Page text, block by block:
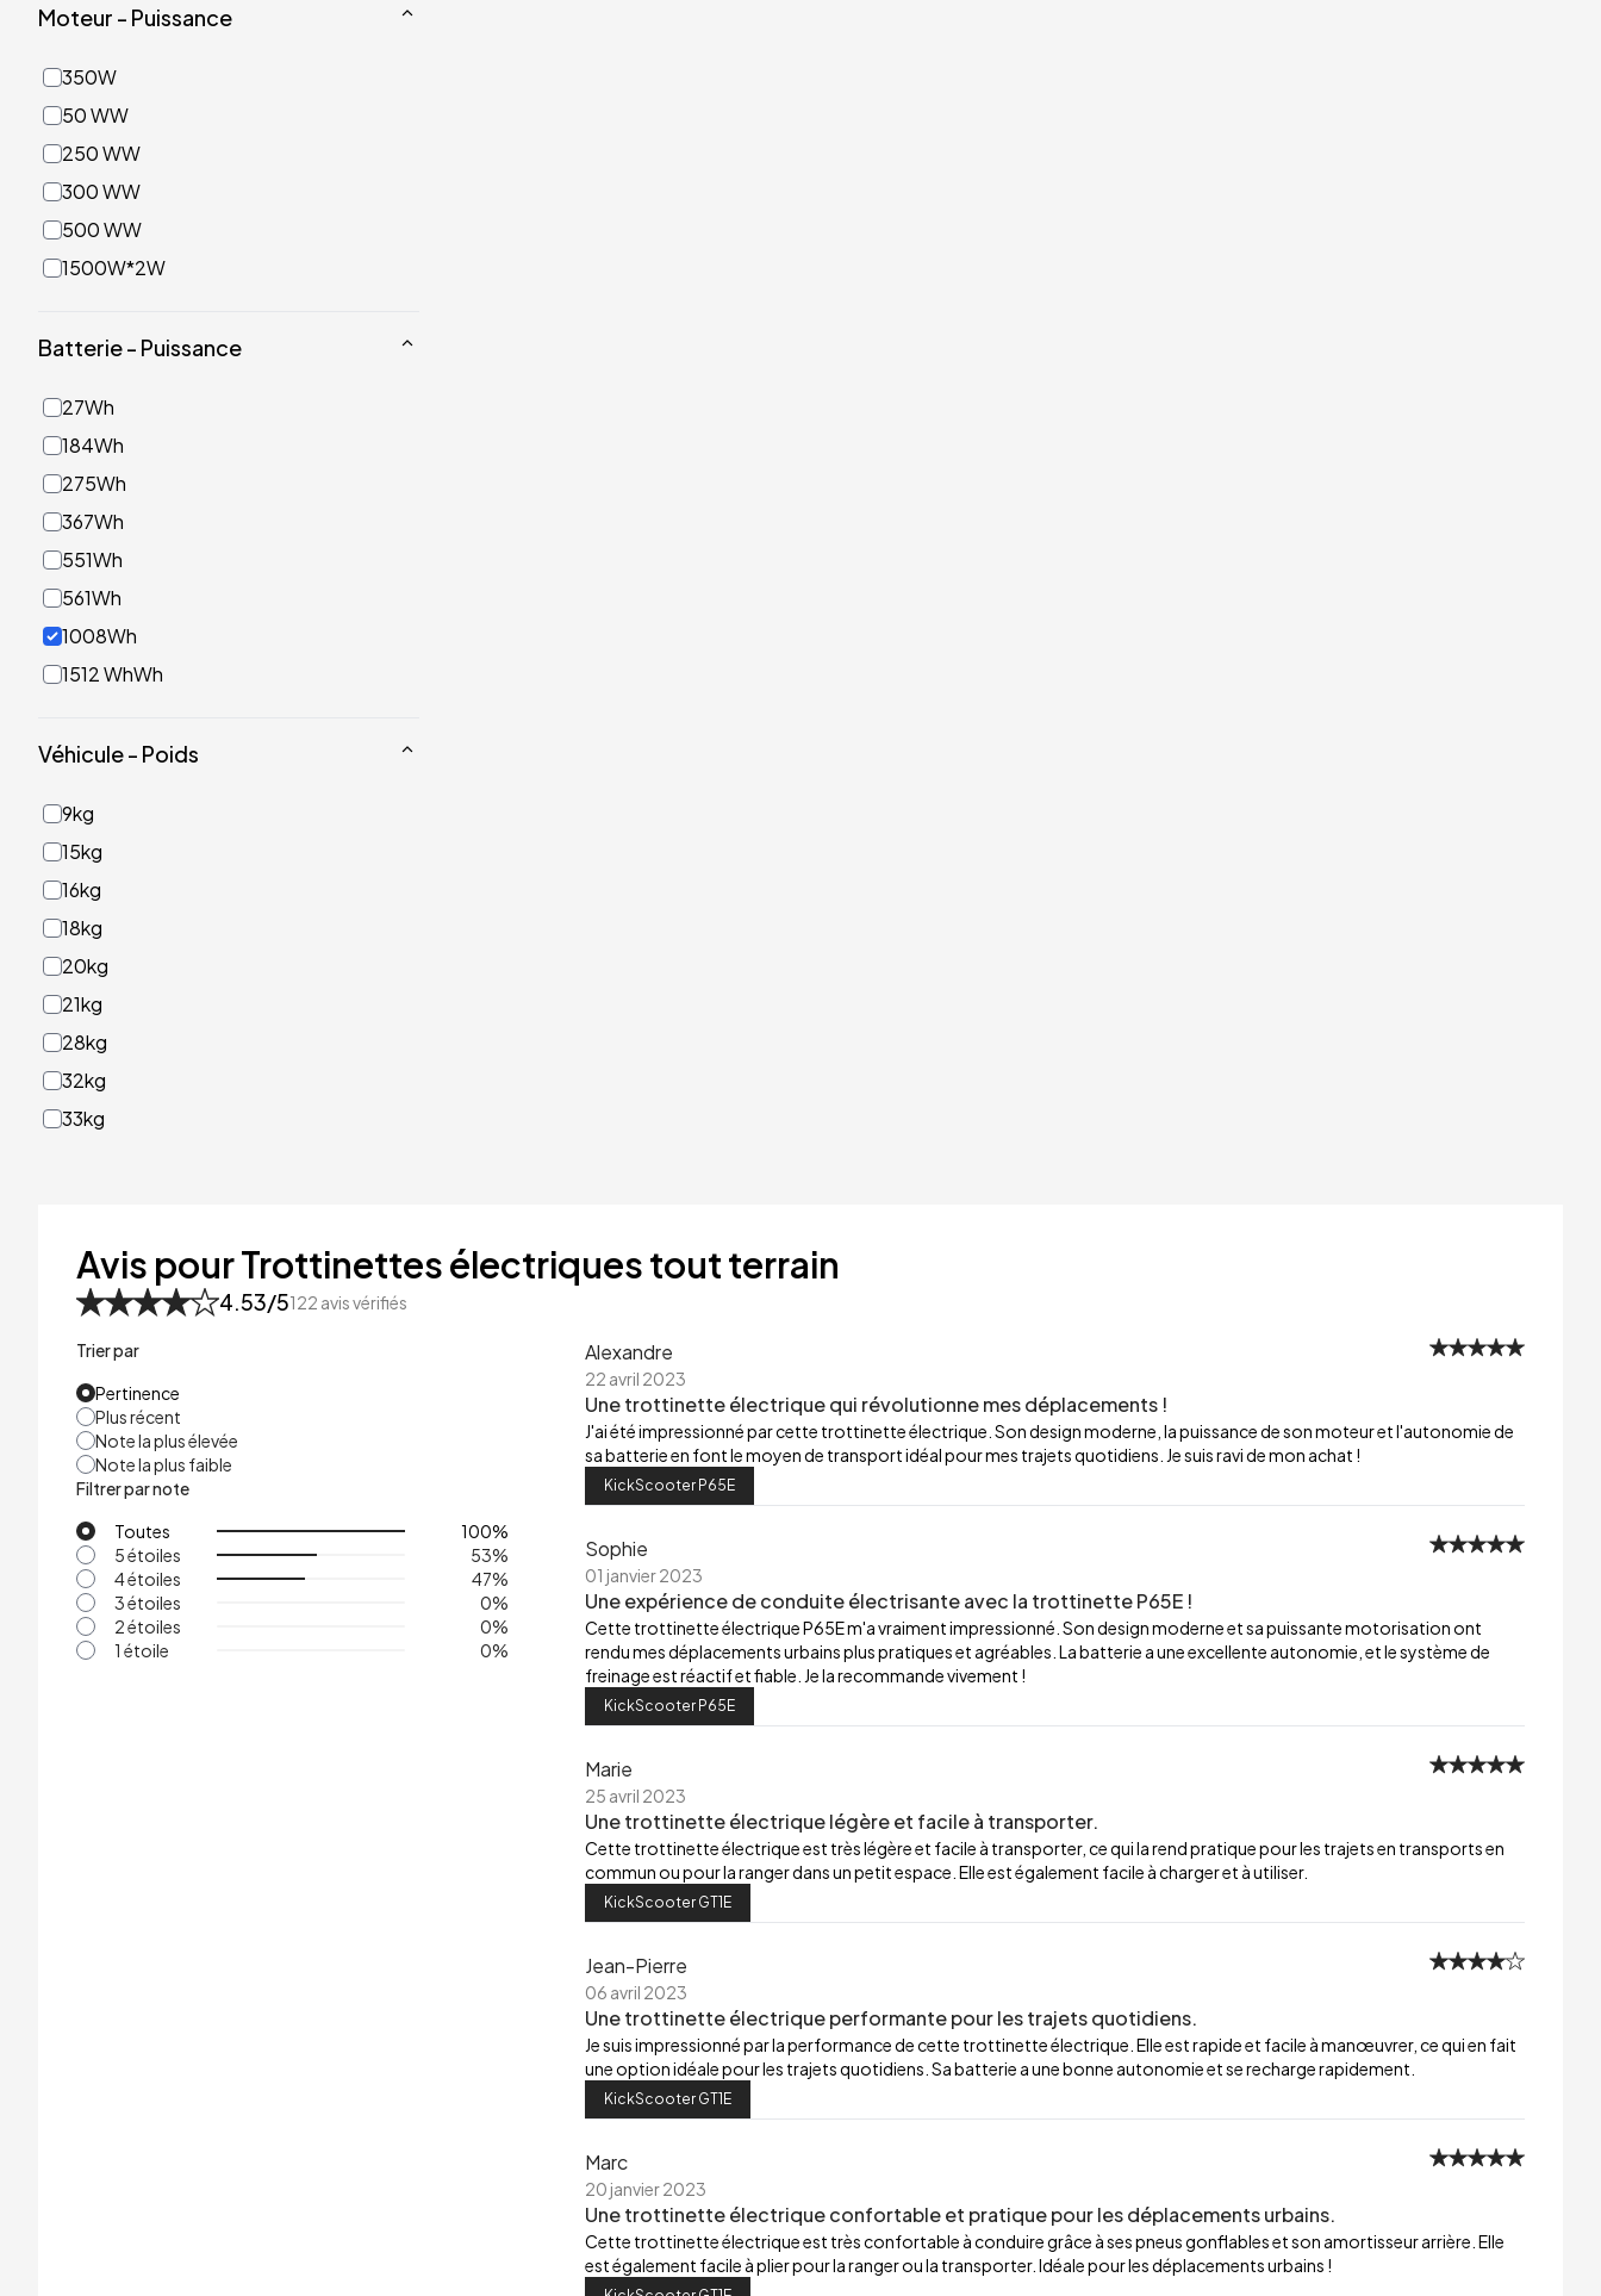
Moteur - Puissance
350W
50 WW
250 WW
300 WW
500 WW
1500W*2W
Batterie - Puissance
27Wh
184Wh
275Wh
367Wh
551Wh
561Wh
1008Wh
1512 WhWh
Véhicule - Poids
9kg
15kg
16kg
18kg
20kg
21kg
28kg
32kg
33kg
53kg
Avis pour Trottinettes électriques tout terrain
4.53/5122 avis vérifiés
Trier par
Pertinence
Plus récent
Note la plus élevée
Note la plus faible
Filtrer par note
Toutes
100%
5 étoiles
53%
4 étoiles
47%
3 étoiles
0%
2 étoiles
0%
1 étoile
0%
Alexandre
22 avril 2023
Une trottinette électrique qui révolutionne mes déplacements !
J'ai été impressionné par cette trottinette électrique. Son design moderne, la puissance de son moteur et l'autonomie de
sa batterie en font le moyen de transport idéal pour mes trajets quotidiens. Je suis ravi de mon achat !
KickScooter P65E
Sophie
01 janvier 2023
Une expérience de conduite électrisante avec la trottinette P65E !
Cette trottinette électrique P65E m'a vraiment impressionné. Son design moderne et sa puissante motorisation ont
rendu mes déplacements urbains plus pratiques et agréables. La batterie a une excellente autonomie, et le système de
freinage est réactif et fiable. Je la recommande vivement !
KickScooter P65E
Marie
25 avril 2023
Une trottinette électrique légère et facile à transporter.
Cette trottinette électrique est très légère et facile à transporter, ce qui la rend pratique pour les trajets en transports en
commun ou pour la ranger dans un petit espace. Elle est également facile à charger et à utiliser.
KickScooter GT1E
Jean-Pierre
06 avril 2023
Une trottinette électrique performante pour les trajets quotidiens.
Je suis impressionné par la performance de cette trottinette électrique. Elle est rapide et facile à manœuvrer, ce qui en fait
une option idéale pour les trajets quotidiens. Sa batterie a une bonne autonomie et se recharge rapidement.
KickScooter GT1E
Marc
20 janvier 2023
Une trottinette électrique confortable et pratique pour les déplacements urbains.
Cette trottinette électrique est très confortable à conduire grâce à ses pneus gonflables et son amortisseur arrière. Elle
est également facile à plier pour la ranger ou la transporter. Idéale pour les déplacements urbains !